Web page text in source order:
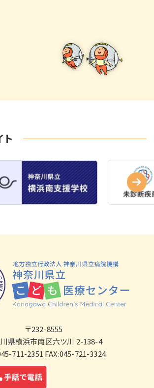
〒232-8555
県横浜市南区六ツ川 2-138-4
711-2351 FAX:045-721-3324